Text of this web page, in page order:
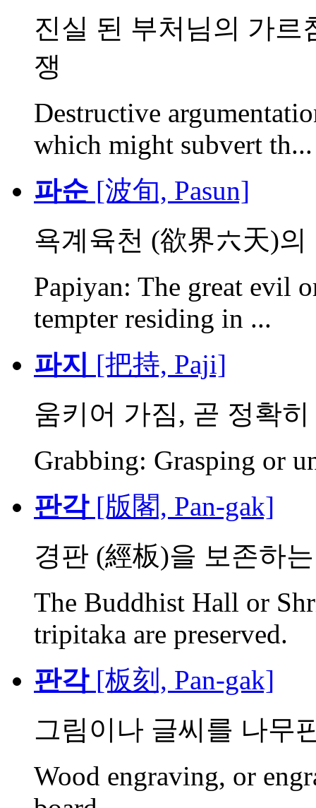
진실 된 부처님의 가르
쟁
Destructive
which might subvert th...
파순 [波旬, Pasun]
욕계육천 (欲界六天)
Papiyan: The great evil
tempter residing in ...
파지 [把持, Paji]
움키어 가짐, 곧 정확
Grabbing: Grasping or
판각[版閣, Pan-gak]
경판 (經板)을 보존하
The Buddhist Hall or
tripitaka are preserved.
판각 [板刻, Pan-gak]
그림이나 글씨를 나무
Wood engraving, or